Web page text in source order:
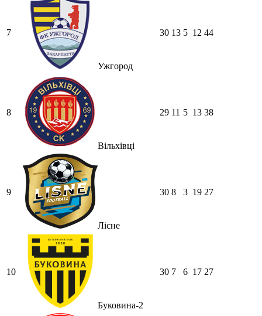
7
Ужгород
30 13 5 12 44
8
Вільхівці
29 11 5 13 38
9
Лісне
30 8 3 19 27
10
Буковина-2
30 7 6 17 27